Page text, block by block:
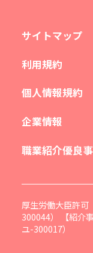
サイトマップ
利用規約
個人情報規約
企業情報
職業紹介優良
厚生労働大臣許可
300044） 【紹介
ユ-300017）